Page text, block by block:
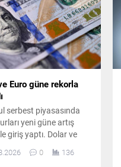
Euro güne rekorla
serbest piyasasında
yeni güne artış
giriş yaptı. Dolar ve
kapanış
üzerine çıkarak
0 136